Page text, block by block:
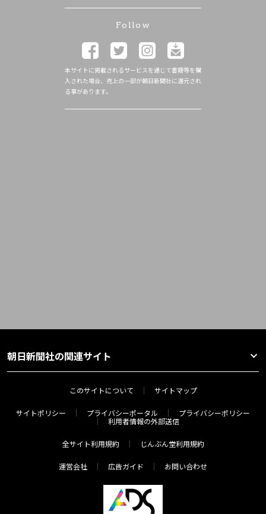
Follow
本サイトに掲載されるサービスを通じて書籍等を購
入された場合、売上の一部が朝日新聞社に還元され
る事があります。
朝日新聞社の関連サイト
このサイトについて サイトマップ
サイトポリシー プライバシーポータル
プライバシーポリシー
利用者情報の外部送信
全サイト利用規約 じんぶん堂利用規約
運営会社 広告ガイド お問い合わせ